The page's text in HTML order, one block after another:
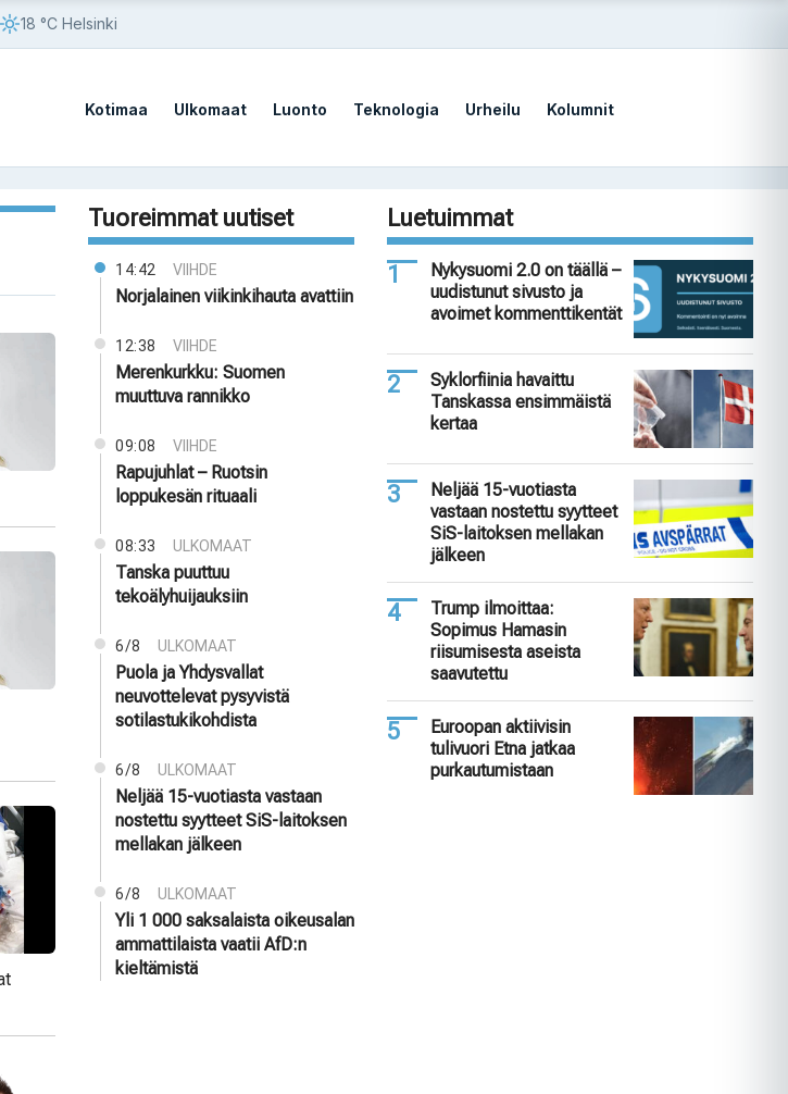
18 °C Helsinki
Kotimaa Ulkomaat Luonto Teknologia Urheilu Kolumnit
Tuoreimmat uutiset
14:42 VIIHDE
Norjalainen viikinkihauta avattiin
12:38 VIIHDE
Merenkurkku: Suomen
muuttuva rannikko
09:08 VIIHDE
Rapujuhlat – Ruotsin
loppukesän rituaali
08:33 ULKOMAAT
Tanska puuttuu
tekoälyhuijauksiin
6/8 ULKOMAAT
Puola ja Yhdysvallat
neuvottelevat pysyvistä
sotilastukikohdista
6/8 ULKOMAAT
Neljää 15-vuotiasta vastaan
nostettu syytteet SiS-laitoksen
mellakan jälkeen
6/8 ULKOMAAT
Yli 1 000 saksalaista oikeusalan
ammattilaista vaatii AfD:n
kieltämistä
Luetuimmat
Nykysuomi 2.0 on täällä –
uudistunut sivusto ja
avoimet kommenttikentät
Syklorfiinia havaittu
Tanskassa ensimmäistä
kertaa
Neljää 15-vuotiasta
vastaan nostettu syytteet
SiS-laitoksen mellakan
jälkeen
Trump ilmoittaa:
Sopimus Hamasin
riisumisesta aseista
saavutettu
Euroopan aktiivisin
tulivuori Etna jatkaa
purkautumistaan